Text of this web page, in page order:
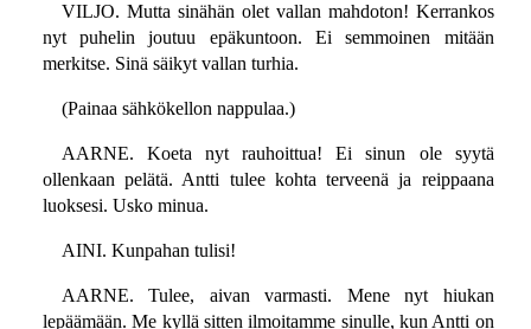
VILJO. Mutta sinähän olet vallan mahdoton! Kerrankos
nyt puhelin joutuu epäkuntoon. Ei semmoinen mitään
merkitse. Sinä säikyt vallan turhia.
(Painaa sähkökellon nappulaa.)
AARNE. Koeta nyt rauhoittua! Ei sinun ole syytä
ollenkaan pelätä. Antti tulee kohta terveenä ja reippaana
luoksesi. Usko minua.
AINI. Kunpahan tulisi!
AARNE. Tulee, aivan varmasti. Mene nyt hiukan
lepäämään. Me kyllä sitten ilmoitamme sinulle, kun Antti on